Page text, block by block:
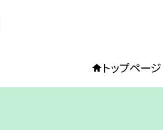
トップページ